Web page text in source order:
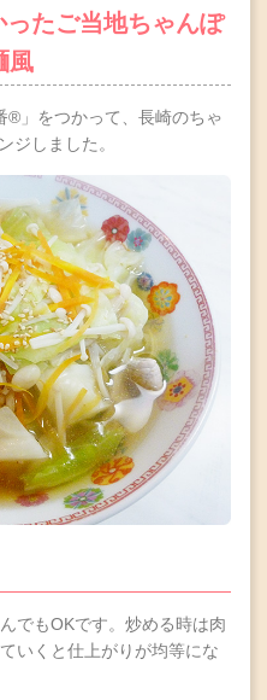
ったご当地ちゃんぽ
風
®」をつかって、長崎のちゃ
ジしました。
でもOKです。炒める時は肉
いくと仕上がりが均等にな